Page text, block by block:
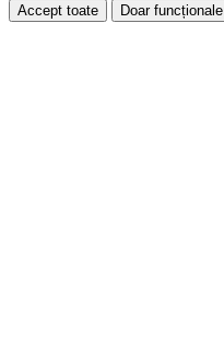
Accept toate Doar funcționale